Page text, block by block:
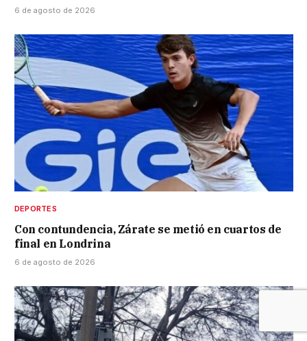
6 de agosto de 2026
DEPORTES
Con contundencia, Zárate se metió en cuartos de
final en Londrina
6 de agosto de 2026